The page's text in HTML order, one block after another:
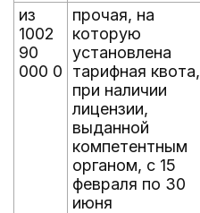
из
1002
90
000 0
прочая, на
которую
установлена
тарифная квота,
при наличии
лицензии,
выданной
компетентным
органом, с 15
февраля по 30
июня